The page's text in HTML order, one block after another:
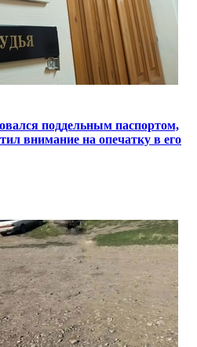
поддельным паспортом,
внимание на опечатку в его